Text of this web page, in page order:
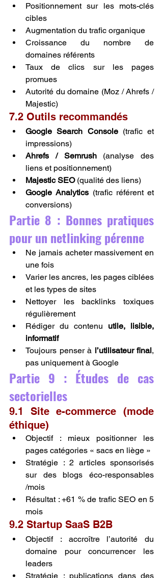
Positionnement sur les mots-clés
cibles
Augmentation du trafic organique
Croissance du nombre de
domaines référents
Taux de clics sur les pages
promues
Autorité du domaine (Moz / Ahrefs /
Majestic)
7.2 Outils recommandés
Google Search Console (trafic et
impressions)
Ahrefs / Semrush (analyse des
liens et positionnement)
Majestic SEO (qualité des liens)
Google Analytics (traﬁc référent et
conversions)
Partie 8 : Bonnes pratiques
pour un netlinking pérenne
Ne jamais acheter massivement en
une fois
Varier les ancres, les pages ciblées
et les types de sites
Nettoyer les backlinks toxiques
régulièrement
Rédiger du contenu utile, lisible,
informatif
Toujours penser à l’utilisateur final,
pas uniquement à Google
Partie 9 : Études de cas
sectorielles
9.1 Site e-commerce (mode
éthique)
Objectif : mieux positionner les
pages catégories « sacs en liège »
Stratégie : 2 articles sponsorisés
sur des blogs éco-responsables
/mois
Résultat : +61 % de trafic SEO en 5
mois
9.2 Startup SaaS B2B
Objectif : accroître l’autorité du
domaine pour concurrencer les
leaders
Stratégie : publications dans des